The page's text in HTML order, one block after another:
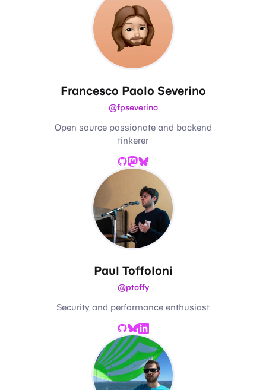
Francesco Paolo Severino
@fpseverino
Open source passionate and backend
tinkerer
GitHub
Mastodon
Bluesky
Paul Toffoloni
@ptoffy
Security and performance enthusiast
GitHub
Bluesky
LinkedIn